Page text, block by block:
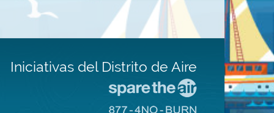
Iniciativas del Distrito de Aire